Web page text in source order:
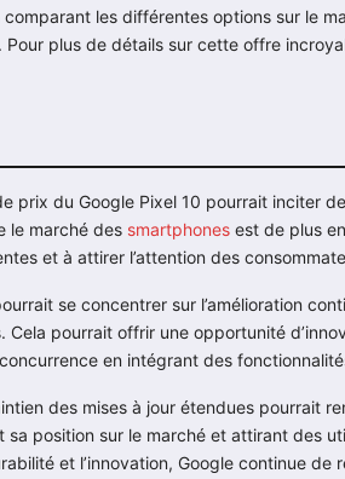
les différentes options sur le
plus de détails sur cette offre
prix du Google Pixel 10 pourrait inciter
le marché des smartphones est de plus
et à attirer l’attention des
se concentrer sur l’amélioration
Cela pourrait offrir une opportunité
en intégrant des
des mises à jour étendues pourrait
sa position sur le marché et attirant des
et l’innovation, Google continue